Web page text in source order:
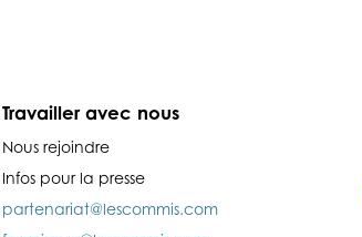
Travailler avec nous
Nous rejoindre
Infos pour la presse
partenariat@lescommis.com